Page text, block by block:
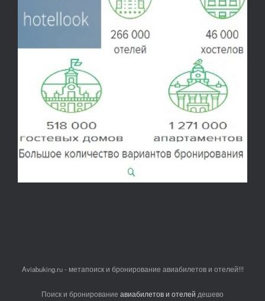
Aviabuking.ru - метапоиск и бронирование авиабилетов и отелей!!!
Поиск и бронирование авиабилетов и отелей дешево